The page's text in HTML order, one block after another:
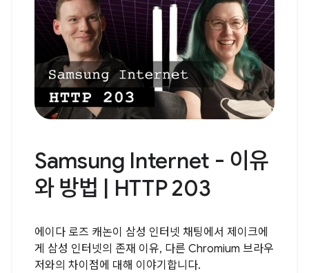
Samsung Internet - 이유
와 방법 | HTTP 203
에이다 로즈 캐논이 삼성 인터넷 채팅에서 제이크에
게 삼성 인터넷의 존재 이유, 다른 Chromium 브라우
저와의 차이점에 대해 이야기합니다.